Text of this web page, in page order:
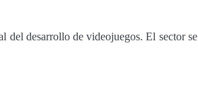
del desarrollo de videojuegos. El sector